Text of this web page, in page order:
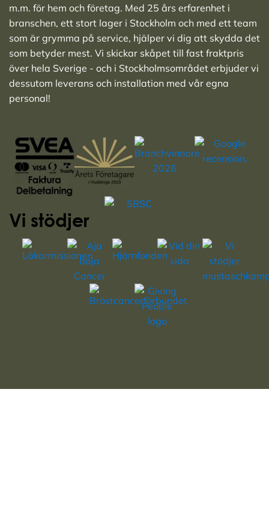
m.m. för hem och företag. Med 25 års erfarenhet i
branschen, ett stort lager i Stockholm och med ett team
som är grymma på service, hjälper vi dig att skydda det
som betyder mest. Vi skickar skåpet till fast fraktpris
över hela Sverige - och i Stockholmsområdet erbjuder vi
dessutom leverans och installation med vår egna
personal!
Vi stödjer